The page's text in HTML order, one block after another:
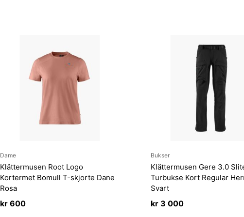
Dame
Klättermusen Root Logo
Kortermet Bomull T-skjorte Dane
Rosa
kr600
Bukser
Klättermusen Gere 3.0
Turbukse Kort Regular
Svart
kr3 000